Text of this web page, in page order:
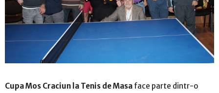
Cupa Mos Craciun la Tenis de Masa face parte dintr-o